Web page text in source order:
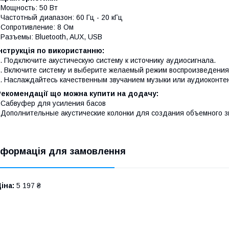
50 Вт
диапазон: 60 Гц - 20 кГц
8 Ом
Bluetooth, AUX, USB
по використанню:
Подключите акустическую систему к источнику аудиосигнала.
Включите систему и выберите желаемый режим
Наслаждайтесь качественным звучанием музыки или
що можна купити на додачу:
для усиления басов
акустические колонки для создания объемного
для замовлення
5 197 ₴